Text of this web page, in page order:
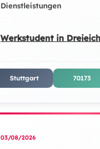
Dienstleistungen
Werkstudent in
Stuttgart 70173
03/08/2026